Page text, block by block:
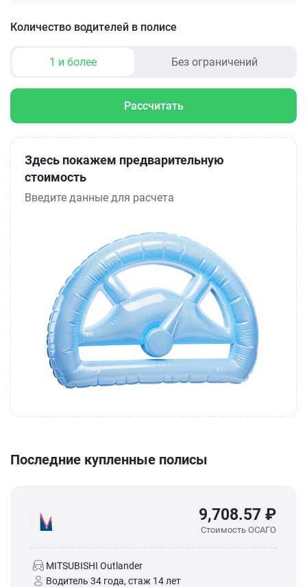
Количество водителей в полисе
1 и более Без ограничений
Рассчитать
Здесь покажем предварительную
стоимость
Введите данные для расчета
Последние купленные полисы
9,708.57 ₽
Стоимость ОСАГО
MITSUBISHI Outlander
Водитель 34 года, стаж 14 лет